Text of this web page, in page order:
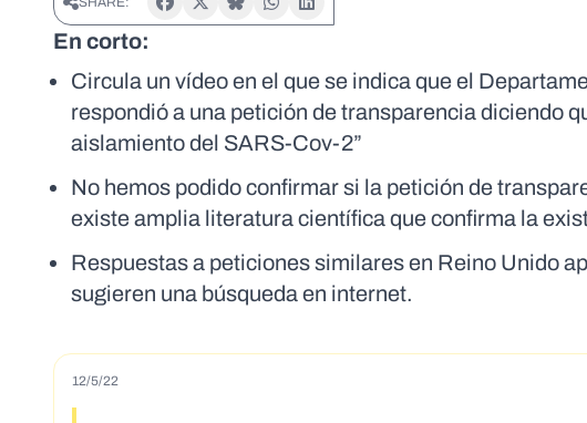
En corto:
Circula un vídeo en el que se indica que el
respondió a una petición de transparencia diciendo
aislamiento del SARS-Cov-2”
No hemos podido confirmar si la petición de
existe amplia literatura científica que confirma la
Respuestas a peticiones similares en Reino Unido
sugieren una búsqueda en internet.
12/5/22